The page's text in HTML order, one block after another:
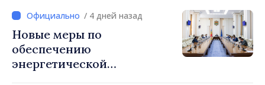
будет союзником IT-
индустрии» / 4 дней назад
Новые меры по
обеспечению
энергетической